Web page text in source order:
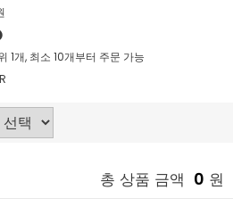
1개, 최소 10개부터 주문 가능
총 상품 금액 0 원